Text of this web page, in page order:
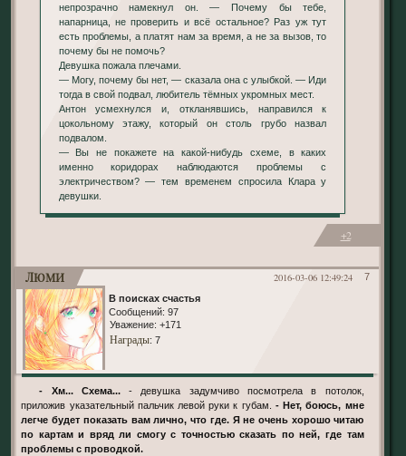
непрозрачно намекнул он. — Почему бы тебе,
напарница, не проверить и всё остальное? Раз уж тут
есть проблемы, а платят нам за время, а не за вызов, то
почему бы не помочь?
Девушка пожала плечами.
— Могу, почему бы нет, — сказала она с улыбкой. — Иди
тогда в свой подвал, любитель тёмных укромных мест.
Антон усмехнулся и, откланявшись, направился к
цокольному этажу, который он столь грубо назвал
подвалом.
— Вы не покажете на какой-нибудь схеме, в каких
именно коридорах наблюдаются проблемы с
электричеством? — тем временем спросила Клара у
девушки.
+2
7
2016-03-06 12:49:24
Люми
В поисках счастья
Сообщений: 97
Уважение: +171
Награды: 7
- Хм... Схема...- девушка задумчиво посмотрела в потолок,
приложив указательный пальчик левой руки к губам. - Нет, боюсь, мне
легче будет показать вам лично, что где. Я не очень хорошо читаю
по картам и вряд ли смогу с точностью сказать по ней, где там
проблемы с проводкой.